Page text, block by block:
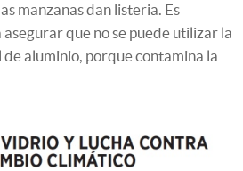
manzanas dan listeria. Es
que no se puede utilizar la
aluminio, porque contamina la